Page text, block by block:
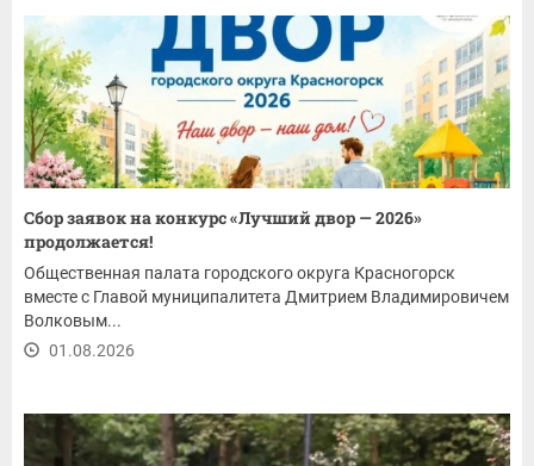
Сбор заявок на конкурс «Лучший двор — 2026»
продолжается!
Общественная палата городского округа Красногорск
вместе с Главой муниципалитета Дмитрием Владимировичем
Волковым...
01.08.2026